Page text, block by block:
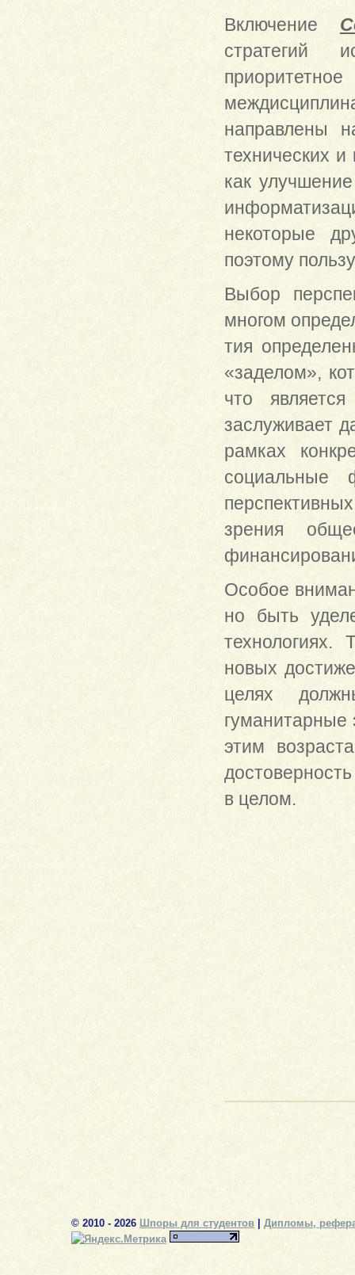
Включение
стратегий
направлены
технических
как
некоторые
поэтому
Выбор
многом
тия
«за­делом»,
что
заслуживает
рамках
социальные
зрения
Особое
но быть
технологи­ях.
новых
целях
гуманитарные
этим
в целом.
© 2010 - 2026 Шпоры для студентов Дипломы,